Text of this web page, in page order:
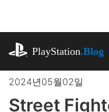
로
뛰
PlayStation.Blog
2024년05월02일
Street